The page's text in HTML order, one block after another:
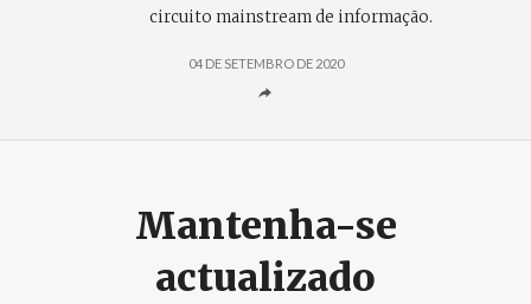
circuito mainstream de informação.
04 DE SETEMBRO DE 2020
Mantenha-se
actualizado